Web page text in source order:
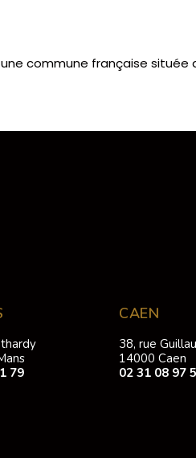
commune française située
79
CAEN
38, rue
14000 Caen
02 31 08 97